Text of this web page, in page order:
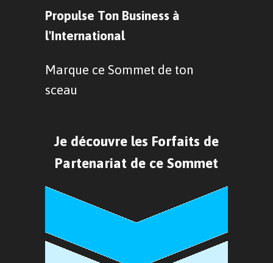
Propulse Ton Business à
l'International
Marque ce Sommet de ton
sceau
Je découvre les Forfaits de
Partenariat de ce Sommet